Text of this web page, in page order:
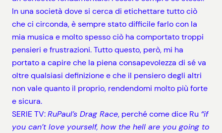
In una società dove si cerca di etichettare tutto ciò
che ci circonda, è sempre stato difficile farlo con la
mia musica e molto spesso ciò ha comportato troppi
pensieri e frustrazioni. Tutto questo, però, mi ha
portato a capire che la piena consapevolezza di sé va
oltre qualsiasi definizione e che il pensiero degli altri
non vale quanto il proprio, rendendomi molto più forte
e sicura.
SERIE TV:RuPaul’s Drag Race, perché come dice Ru “if
you can’t love yourself, how the hell are you going to